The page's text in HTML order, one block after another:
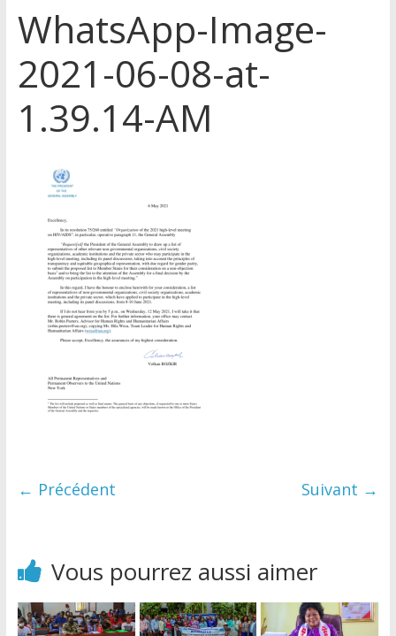
WhatsApp-Image-
2021-06-08-at-
1.39.14-AM
← Précédent Suivant →
Vous pourrez aussi aimer